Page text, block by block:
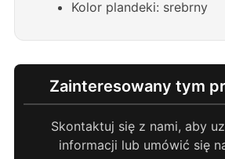
Kolor plandeki: srebrny
Zainteresowany tym
Skontaktuj się z nami, aby
informacji lub umówić się